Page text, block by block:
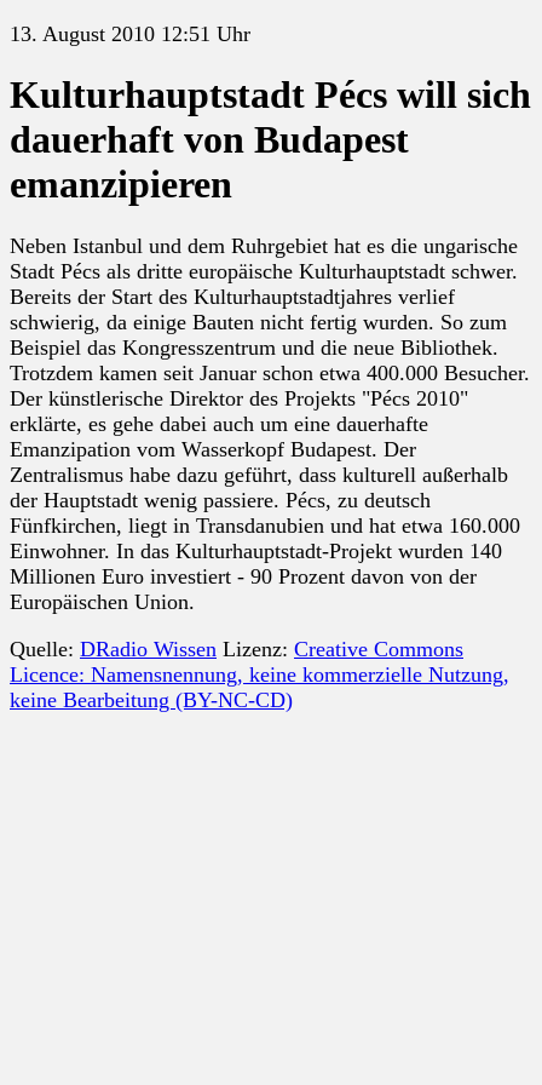
13. August 2010 12:51 Uhr
Kulturhauptstadt Pécs will sich
dauerhaft von Budapest
emanzipieren
Neben Istanbul und dem Ruhrgebiet hat es die ungarische
Stadt Pécs als dritte europäische Kulturhauptstadt schwer.
Bereits der Start des Kulturhauptstadtjahres verlief
schwierig, da einige Bauten nicht fertig wurden. So zum
Beispiel das Kongresszentrum und die neue Bibliothek.
Trotzdem kamen seit Januar schon etwa 400.000 Besucher.
Der künstlerische Direktor des Projekts "Pécs 2010"
erklärte, es gehe dabei auch um eine dauerhafte
Emanzipation vom Wasserkopf Budapest. Der
Zentralismus habe dazu geführt, dass kulturell außerhalb
der Hauptstadt wenig passiere. Pécs, zu deutsch
Fünfkirchen, liegt in Transdanubien und hat etwa 160.000
Einwohner. In das Kulturhauptstadt-Projekt wurden 140
Millionen Euro investiert - 90 Prozent davon von der
Europäischen Union.
Quelle: DRadio Wissen Lizenz: Creative Commons
Licence: Namensnennung, keine kommerzielle Nutzung,
keine Bearbeitung (BY-NC-CD)